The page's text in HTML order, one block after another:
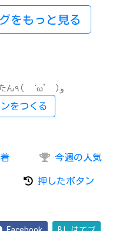
をもっと見る
ログイン不要でかんたん٩( ‘ω’ )و
をつくる
今週の人気
押したボタン